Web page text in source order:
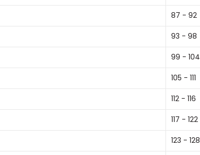
87 - 92
93 - 98
99 - 104
105 - 111
112 - 116
117 - 122
123 - 128